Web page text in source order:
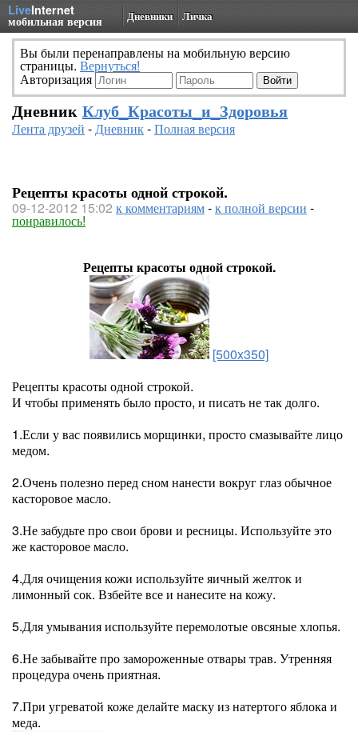
LiveInternet
мобильная версия Дневники Личка
Вы были перенаправлены на мобильную версию
страницы. Вернуться!
Авторизация
Дневник Клуб_Красоты_и_Здоровья
Лента друзей -Дневник-Полная версия
Рецепты красоты одной строкой.
09-12-2012 15:02 к комментариям-к полной версии -
понравилось!
Рецепты красоты одной строкой.
[500x350]
Рецепты красоты одной строкой.
И чтобы применять было просто, и писать не так долго.
1.Если у вас появились морщинки, просто смазывайте лицо
медом.
2.Очень полезно перед сном нанести вокруг глаз обычное
касторовое масло.
3.Не забудьте про свои брови и ресницы. Используйте это
же касторовое масло.
4.Для очищения кожи используйте яичный желток и
лимонный сок. Взбейте все и нанесите на кожу.
5.Для умывания используйте перемолотые овсяные хлопья.
6.Не забывайте про замороженные отвары трав. Утренняя
процедура очень приятная.
7.При угреватой коже делайте маску из натертого яблока и
меда.